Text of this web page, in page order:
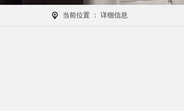
当前位置 ： 详细信息